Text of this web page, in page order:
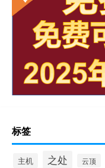
标签
主机 之处 云顶